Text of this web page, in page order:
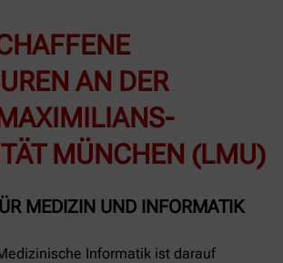
AN DER
MÜNCHEN (LMU)
MEDIZIN UND INFORMATIK
Informatik ist darauf